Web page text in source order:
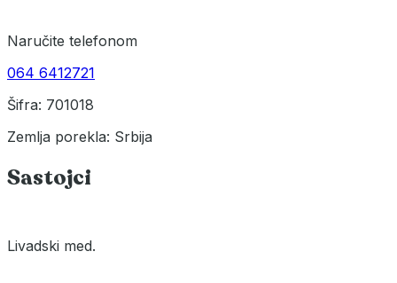
Naručite telefonom
064 6412721
Šifra: 701018
Zemlja porekla: Srbija
Sastojci
Livadski med.